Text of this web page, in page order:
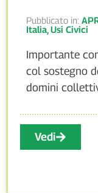
Pubblicato in:
Italia, Usi Civici
Importante
col sostegno
domini
Vedi